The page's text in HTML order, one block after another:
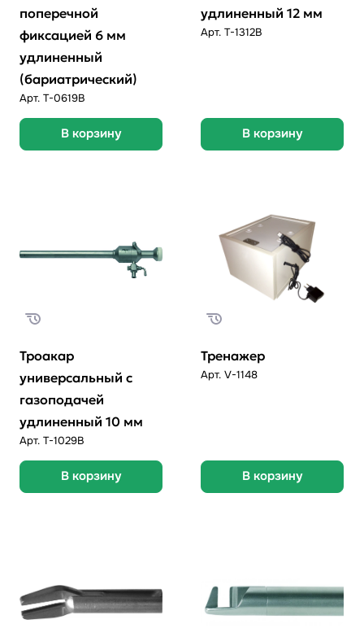
поперечной
фиксацией 6 мм
удлиненный
(бариатрический)
Арт. Т-0619B
В корзину
удлиненный 12 мм
Арт. T-1312B
В корзину
Троакар
универсальный с
газоподачей
удлиненный 10 мм
Арт. Т-1029B
В корзину
Тренажер
Арт. V-1148
В корзину